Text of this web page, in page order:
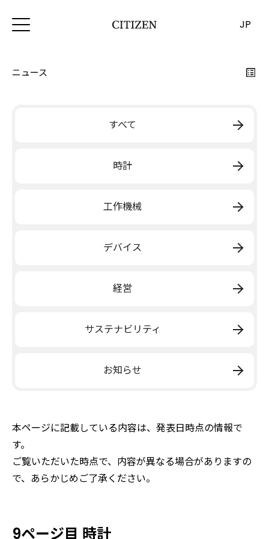
JP
ニュース
すべて
時計
工作機械
デバイス
経営
サステナビリティ
お知らせ
本ページに記載している内容は、発表日時点の情報で
す。
ご覧いただいた時点で、内容が異なる場合がありますの
で、あらかじめご了承ください。
9ページ目 時計